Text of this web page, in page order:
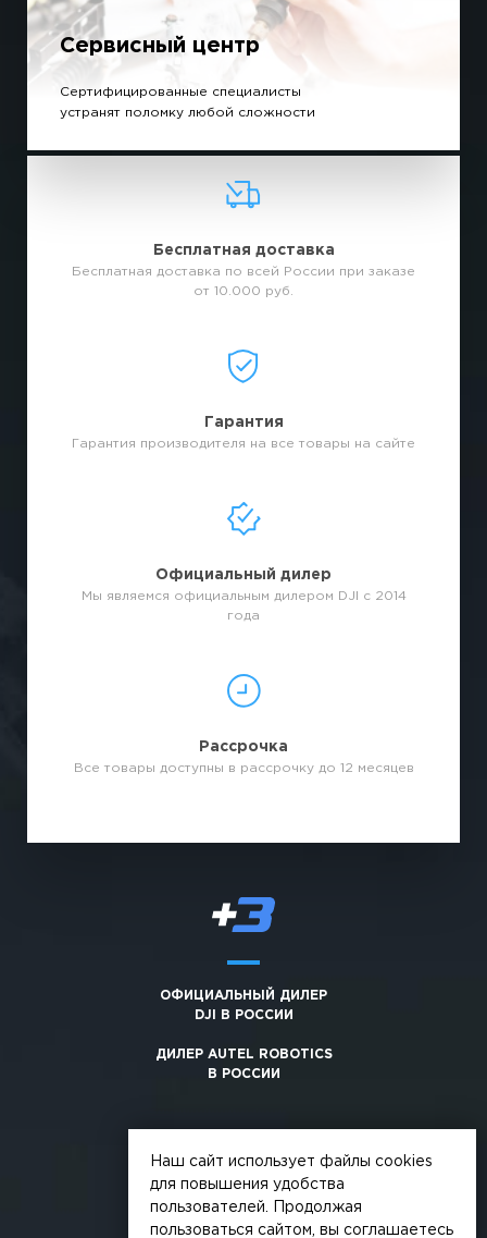
Сервисный центр
Сертифицированные специалисты
устранят поломку любой сложности
Бесплатная доставка
Бесплатная доставка по всей России при заказе
от 10.000 руб.
Гарантия
Гарантия производителя на все товары на сайте
Официальный дилер
Мы являемся официальным дилером DJI с 2014
года
Рассрочка
Все товары доступны в рассрочку до 12 месяцев
ОФИЦИАЛЬНЫЙ ДИЛЕР
DJI В РОССИИ
ДИЛЕР AUTEL ROBOTICS
В РОССИИ
© 2026, +3. Все права защищены
Наш сайт использует файлы cookies
для повышения удобства
пользователей. Продолжая
пользоваться сайтом, вы соглашаетесь